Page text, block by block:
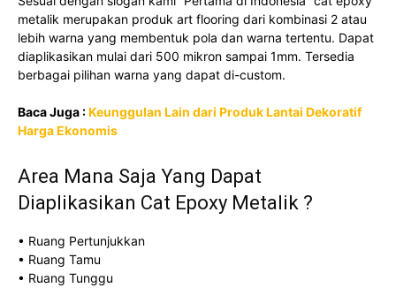
metalik merupakan produk art flooring dari kombinasi 2 atau
lebih warna yang membentuk pola dan warna tertentu. Dapat
diaplikasikan mulai dari 500 mikron sampai 1mm. Tersedia
berbagai pilihan warna yang dapat di-custom.
Baca Juga :Keunggulan Lain dari Produk Lantai Dekoratif
Harga Ekonomis
Area Mana Saja Yang Dapat
Diaplikasikan Cat Epoxy Metalik ?
• Ruang Pertunjukkan
• Ruang Tamu
• Ruang Tunggu